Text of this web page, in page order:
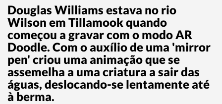
Douglas Williams estava no rio
Wilson em Tillamook quando
começou a gravar com o modo AR
Doodle. Com o auxílio de uma 'mirror
pen' criou uma animação que se
assemelha a uma criatura a sair das
águas, deslocando-se lentamente até
à berma.